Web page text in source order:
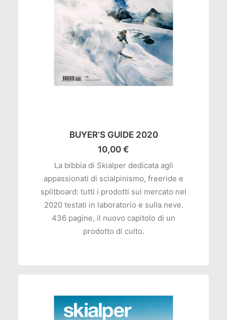
BUYER’S GUIDE 2020
10,00 €
La bibbia di Skialper dedicata agli
appassionati di scialpinismo, freeride e
splitboard: tutti i prodotti sul mercato nel
2020 testati in laboratorio e sulla neve.
436 pagine, il nuovo capitolo di un
prodotto di culto.